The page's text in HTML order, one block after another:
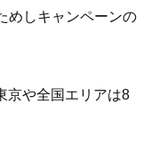
めしキャンペーンの
京や全国エリアは8